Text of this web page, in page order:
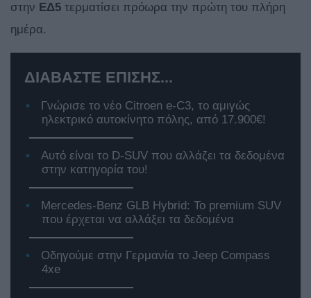
στην ΕΔ5 τερματίσει πρόωρα την πρώτη του πλήρη
ημέρα.
ΔΙΑΒΑΣΤΕ ΕΠΙΣΗΣ...
Γνώρισε το νέο Citroen e-C3, το αμιγώς
ηλεκτρικό αυτοκίνητο πόλης, από 17.900€!
Αυτό είναι το D-SUV που αλλάζει τα δεδομένα
στην κατηγορία του!
Mercedes-Benz GLB Hybrid: Το premium SUV
που έρχεται να αλλάξει τα δεδομένα
Οδηγούμε στην Γερμανία το Jeep Compass
4xe